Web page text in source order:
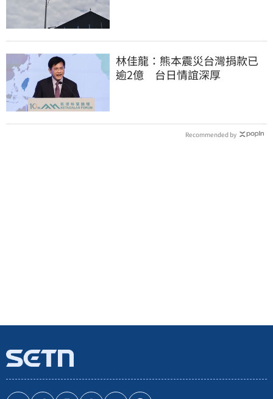
林佳龍：熊本震災台灣捐款已
逾2億 台日情誼深厚
Recommended by